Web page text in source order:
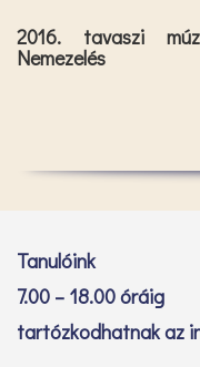
2016. tavaszi
Nemezelés
Tanulóink
7.00 – 18.00 óráig
tartózkodhatnak az